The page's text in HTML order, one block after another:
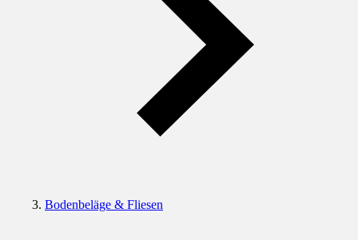
Bodenbeläge & Fliesen